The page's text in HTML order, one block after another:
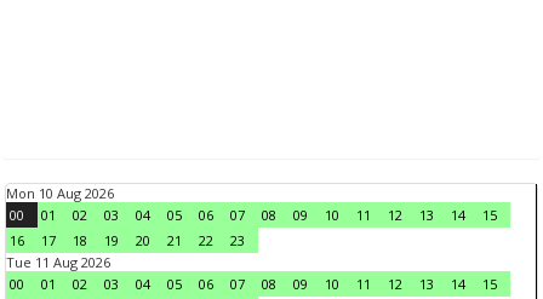
Mon 10 Aug 2026
00
01 02 03 04 05 06 07 08 09 10 11 12 13 14
15
16
17 18 19 20 21 22
23
Tue 11 Aug 2026
00
01 02 03 04 05 06 07 08 09 10 11 12 13 14
15